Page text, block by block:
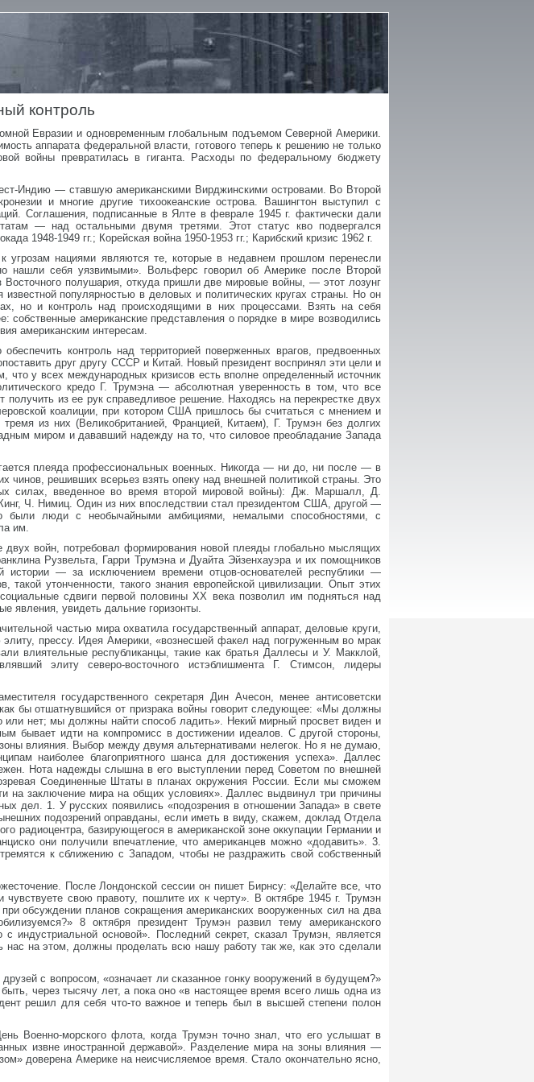
контроль
Евразии и одновременным глобальным подъемом Северной Америки.
аппарата федеральной власти, готового теперь к решению не только
войны превратилась в гиганта. Расходы по федеральному бюджету
Индию — ставшую американскими Вирджинскими островами. Во Второй
и многие другие тихоокеанские острова. Вашингтон выступил с
Соглашения, подписанные в Ялте в феврале 1945 г. фактически дали
— над остальными двумя третями. Этот статус кво подвергался
1948-1949 гг.; Корейская война 1950-1953 гг.; Карибский кризис 1962 г.
угрозам нациями являются те, которые в недавнем прошлом перенесли
нашли себя уязвимыми». Вольферс говорил об Америке после Второй
полушария, откуда пришли две мировые войны, — этот лозунг
популярностью в деловых и политических кругах страны. Но он
но и контроль над происходящими в них процессами. Взять на себя
собственные американские представления о порядке в мире возводились
американским интересам.
контроль над территорией поверженных врагов, предвоенных
друг другу СССР и Китай. Новый президент воспринял эти цели и
у всех международных кризисов есть вполне определенный источник
кредо Г. Трумэна — абсолютная уверенность в том, что все
из ее рук справедливое решение. Находясь на перекрестке двух
коалиции, при котором США пришлось бы считаться с мнением и
из них (Великобританией, Францией, Китаем), Г. Трумэн без долгих
миром и дававший надежду на то, что силовое преобладание Запада
плеяда профессиональных военных. Никогда — ни до, ни после — в
решивших всерьез взять опеку над внешней политикой страны. Это
силах, введенное во время второй мировой войны): Дж. Маршалл, Д.
Ч. Нимиц. Один из них впоследствии стал президентом США, другой —
были люди с необычайными амбициями, немалыми способностями, с
им.
двух войн, потребовал формирования новой плеяды глобально мыслящих
Рузвельта, Гарри Трумэна и Дуайта Эйзенхауэра и их помощников
— за исключением времени отцов-основателей республики —
утонченности, такого знания европейской цивилизации. Опыт этих
сдвиги первой половины ХХ века позволил им подняться над
явления, увидеть дальние горизонты.
частью мира охватила государственный аппарат, деловые круги,
прессу. Идея Америки, «вознесшей факел над погруженным во мрак
влиятельные республиканцы, такие как братья Даллесы и У. Макклой,
элиту северо-восточного истэблишмента Г. Стимсон, лидеры
государственного секретаря Дин Ачесон, менее антисоветски
бы отшатнувшийся от призрака войны говорит следующее: «Мы должны
или нет; мы должны найти способ ладить». Некий мирный просвет виден и
бывает идти на компромисс в достижении идеалов. С другой стороны,
влияния. Выбор между двумя альтернативами нелегок. Но я не думаю,
наиболее благоприятного шанса для достижения успеха». Даллес
Нота надежды слышна в его выступлении перед Советом по внешней
Соединенные Штаты в планах окружения России. Если мы сможем
на заключение мира на общих условиях». Даллес выдвинул три причины
дел. 1. У русских появились «подозрения в отношении Запада» в свете
подозрений оправданы, если иметь в виду, скажем, доклад Отдела
радиоцентра, базирующегося в американской зоне оккупации Германии и
они получили впечатление, что американцев можно «додавить». 3.
к сближению с Западом, чтобы не раздражить свой собственный
После Лондонской сессии он пишет Бирнсу: «Делайте все, что
свою правоту, пошлите их к черту». В октябре 1945 г. Трумэн
обсуждении планов сокращения американских вооруженных сил на два
8 октября президент Трумэн развил тему американского
индустриальной основой». Последний секрет, сказал Трумэн, является
на этом, должны проделать всю нашу работу так же, как это сделали
с вопросом, «означает ли сказанное гонку вооружений в будущем?»
через тысячу лет, а пока оно «в настоящее время всего лишь одна из
решил для себя что-то важное и теперь был в высшей степени полон
Военно-морского флота, когда Трумэн точно знал, что его услышат в
извне иностранной державой». Разделение мира на зоны влияния —
доверена Америке на неисчисляемое время. Стало окончательно ясно,